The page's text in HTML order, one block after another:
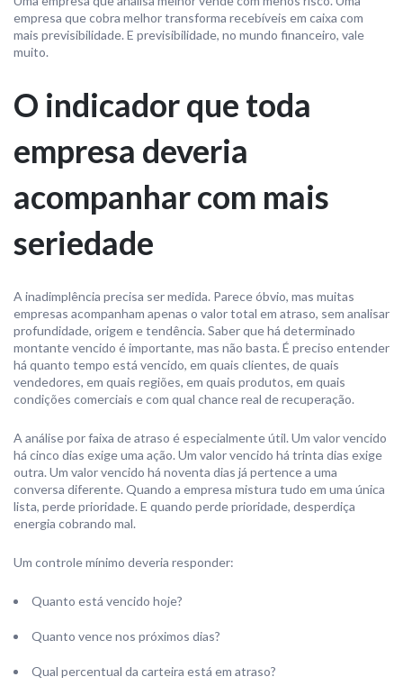
empresa que cobra melhor transforma recebíveis em caixa com
mais previsibilidade. E previsibilidade, no mundo financeiro, vale
muito.
O indicador que toda
empresa deveria
acompanhar com mais
seriedade
A inadimplência precisa ser medida. Parece óbvio, mas muitas
empresas acompanham apenas o valor total em atraso, sem analisar
profundidade, origem e tendência. Saber que há determinado
montante vencido é importante, mas não basta. É preciso entender
há quanto tempo está vencido, em quais clientes, de quais
vendedores, em quais regiões, em quais produtos, em quais
condições comerciais e com qual chance real de recuperação.
A análise por faixa de atraso é especialmente útil. Um valor vencido
há cinco dias exige uma ação. Um valor vencido há trinta dias exige
outra. Um valor vencido há noventa dias já pertence a uma
conversa diferente. Quando a empresa mistura tudo em uma única
lista, perde prioridade. E quando perde prioridade, desperdiça
energia cobrando mal.
Um controle mínimo deveria responder:
Quanto está vencido hoje?
Quanto vence nos próximos dias?
Qual percentual da carteira está em atraso?